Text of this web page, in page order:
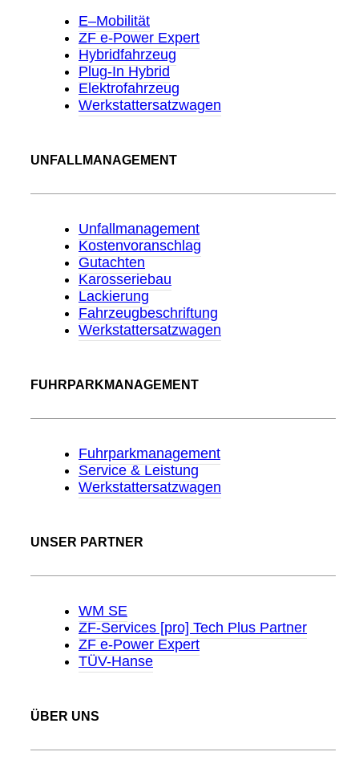
E–Mobilität
ZF e-Power Expert
Hybridfahrzeug
Plug-In Hybrid
Elektrofahrzeug
Werkstattersatzwagen
UNFALLMANAGEMENT
Unfallmanagement
Kostenvoranschlag
Gutachten
Karosseriebau
Lackierung
Fahrzeugbeschriftung
Werkstattersatzwagen
FUHRPARKMANAGEMENT
Fuhrparkmanagement
Service & Leistung
Werkstattersatzwagen
UNSER PARTNER
WM SE
ZF-Services [pro] Tech Plus Partner
ZF e-Power Expert
TÜV-Hanse
ÜBER UNS